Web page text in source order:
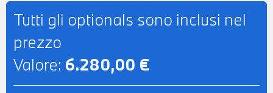
ELETTRICAMENTE CON FUNZIONE
MEMORY LATO GUIDA - POSSIBILITA' DI
PROVA - POSSIBILITA' DI PERMUTA -
POSSIBILITA' DI FINANZIAMENTO ANCHE
Tutti gli optionals sono inclusi nel
prezzo
Valore: 6.280,00 €